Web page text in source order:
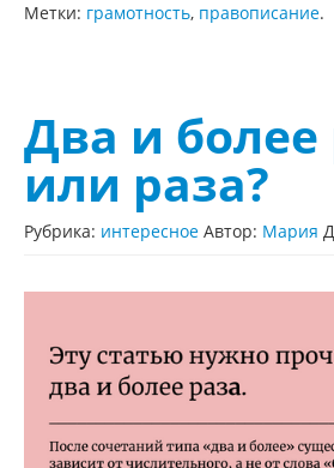
Метки: грамотность, правописание.
Два и более
или раза?
Рубрика: интересное Автор: Мария